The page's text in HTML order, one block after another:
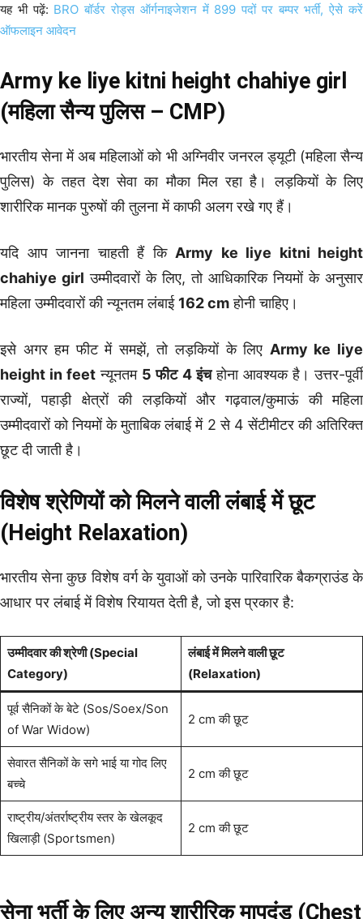
यह भी पढ़ें: BRO बॉर्डर रोड्स ऑर्गनाइजेशन में 899 पदों पर बम्पर भर्ती, ऐसे करें
ऑफलाइन आवेदन
Army ke liye kitni height chahiye girl
(महिला सैन्य पुलिस – CMP)
भारतीय सेना में अब महिलाओं को भी अग्निवीर जनरल ड्यूटी (महिला सैन्य
पुलिस) के तहत देश सेवा का मौका मिल रहा है। लड़कियों के लिए
शारीरिक मानक पुरुषों की तुलना में काफी अलग रखे गए हैं।
यदि आप जानना चाहती हैं कि Army ke liye kitni height
chahiye girl उम्मीदवारों के लिए, तो आधिकारिक नियमों के अनुसार
महिला उम्मीदवारों की न्यूनतम लंबाई 162 cmहोनी चाहिए।
इसे अगर हम फीट में समझें, तो लड़कियों के लिए Army ke liye
height in feet न्यूनतम 5 फीट 4 इंचहोना आवश्यक है। उत्तर-पूर्वी
राज्यों, पहाड़ी क्षेत्रों की लड़कियों और गढ़वाल/कुमाऊं की महिला
उम्मीदवारों को नियमों के मुताबिक लंबाई में 2 से 4 सेंटीमीटर की अतिरिक्त
छूट दी जाती है।
विशेष श्रेणियों को मिलने वाली लंबाई में छूट
(Height Relaxation)
भारतीय सेना कुछ विशेष वर्ग के युवाओं को उनके पारिवारिक बैकग्राउंड के
आधार पर लंबाई में विशेष रियायत देती है, जो इस प्रकार है:
उम्मीदवार की श्रेणी (Special
Category)
लंबाई में मिलने वाली छूट
(Relaxation)
पूर्व सैनिकों के बेटे (Sos/Soex/Son
of War Widow)
2 cm की छूट
सेवारत सैनिकों के सगे भाई या गोद लिए
बच्चे
2 cm की छूट
राष्ट्रीय/अंतर्राष्ट्रीय स्तर के खेलकूद
खिलाड़ी (Sportsmen)
2 cm की छूट
सेना भर्ती के लिए अन्य शारीरिक मापदंड (Chest